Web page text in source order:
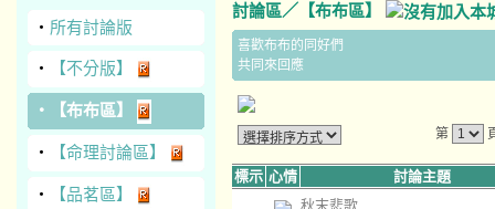
‧ 所有討論版
‧ 【不分版】
‧ 【布布區】
‧ 【命理討論區】
‧ 【品茗區】
討論區／ 【布布區】
喜歡布布的同好們
共同來回應
第
標示 心情
討論主題
秋末悲歌